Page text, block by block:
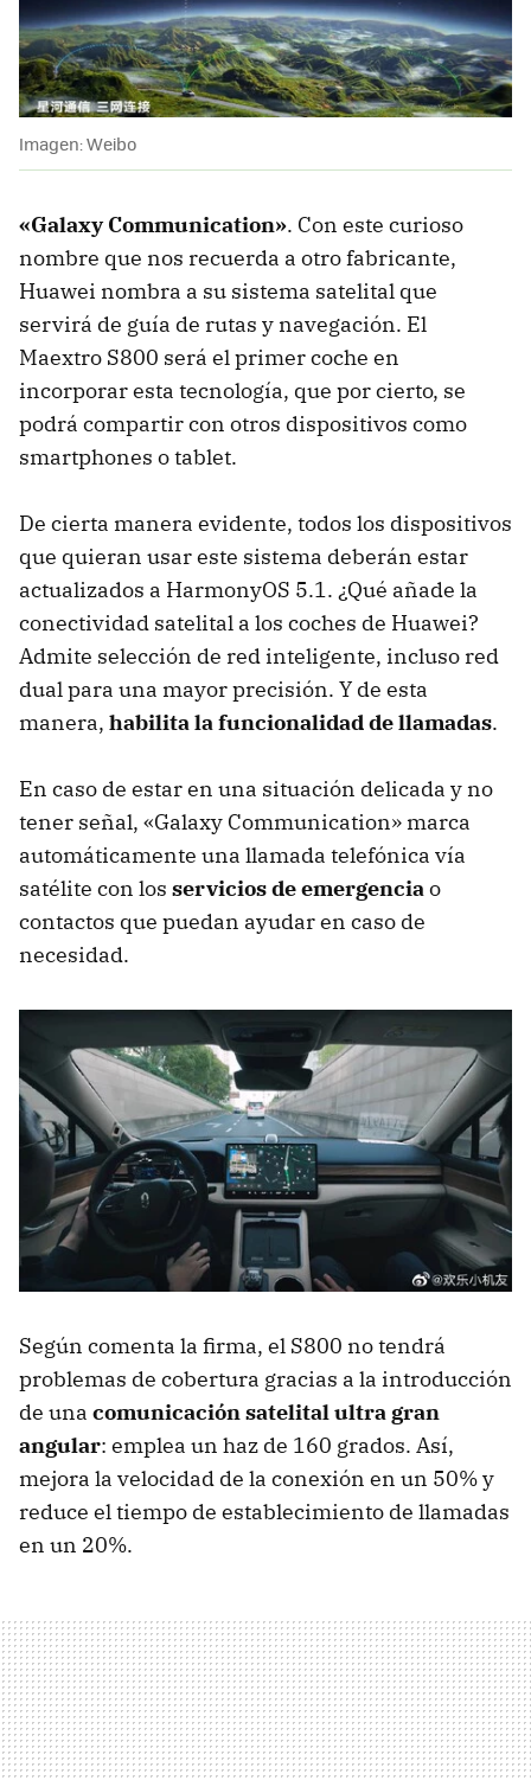
Imagen: Weibo
«Galaxy Communication». Con este curioso
nombre que nos recuerda a otro fabricante,
Huawei nombra a su sistema satelital que
servirá de guía de rutas y navegación. El
Maextro S800 será el primer coche en
incorporar esta tecnología, que por cierto, se
podrá compartir con otros dispositivos como
smartphones o tablet.
De cierta manera evidente, todos los dispositivos
que quieran usar este sistema deberán estar
actualizados a HarmonyOS 5.1. ¿Qué añade la
conectividad satelital a los coches de Huawei?
Admite selección de red inteligente, incluso red
dual para una mayor precisión. Y de esta
manera, habilita la funcionalidad de llamadas.
En caso de estar en una situación delicada y no
tener señal, «Galaxy Communication» marca
automáticamente una llamada telefónica vía
satélite con los servicios de emergenciao
contactos que puedan ayudar en caso de
necesidad.
Según comenta la firma, el S800 no tendrá
problemas de cobertura gracias a la introducción
de una comunicación satelital ultra gran
angular: emplea un haz de 160 grados. Así,
mejora la velocidad de la conexión en un 50% y
reduce el tiempo de establecimiento de llamadas
en un 20%.